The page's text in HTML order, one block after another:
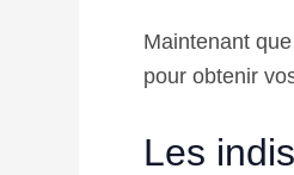
Maintenant
pour obtenir
Les